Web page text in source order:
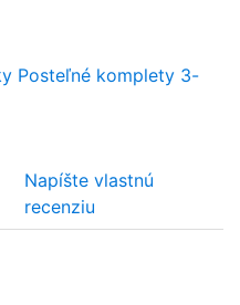
Posteľné komplety 3-
Napíšte vlastnú
recenziu